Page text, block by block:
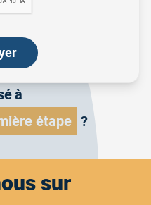
à
étape ?
sur